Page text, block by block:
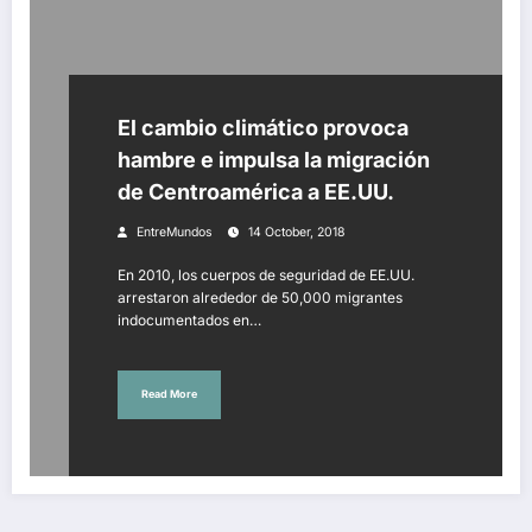
El cambio climático provoca
hambre e impulsa la migración
de Centroamérica a EE.UU.
EntreMundos 14 October, 2018
En 2010, los cuerpos de seguridad de EE.UU.
arrestaron alrededor de 50,000 migrantes
indocumentados en…
Read More